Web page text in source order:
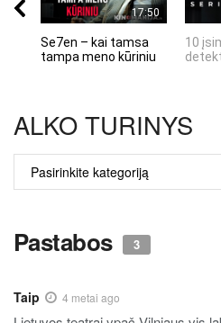
17:50
Se7en – kai tamsa
tampa meno kūriniu
10
ALKO TURINYS
TURINYS
Pastabos 3
Taip 4 metai ago